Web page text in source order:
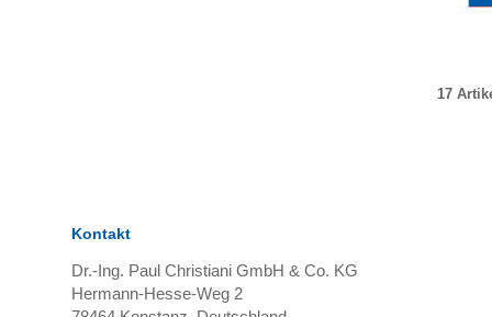
17
Kontakt
Dr.-Ing. Paul Christiani GmbH & Co. KG
Hermann-Hesse-Weg 2